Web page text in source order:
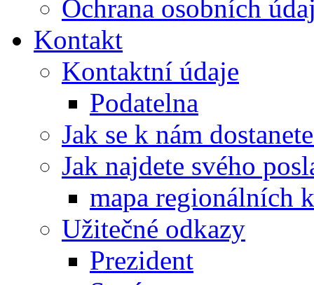
Ochrana osobních
Kontakt
Kontaktní údaje
Podatelna
Jak se k nám
Jak najdete svého
mapa regionálních
Užitečné odkazy
Prezident